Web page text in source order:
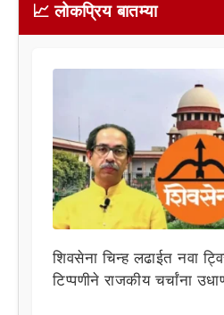
📈 लोकप्रिय बातम्या
शिवसेना चिन्ह लढाईत नवा
टिप्पणीने राजकीय चर्चांना